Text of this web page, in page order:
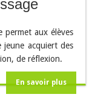
permet aux élèves
jeune acquiert des
de réflexion.
En savoir plus